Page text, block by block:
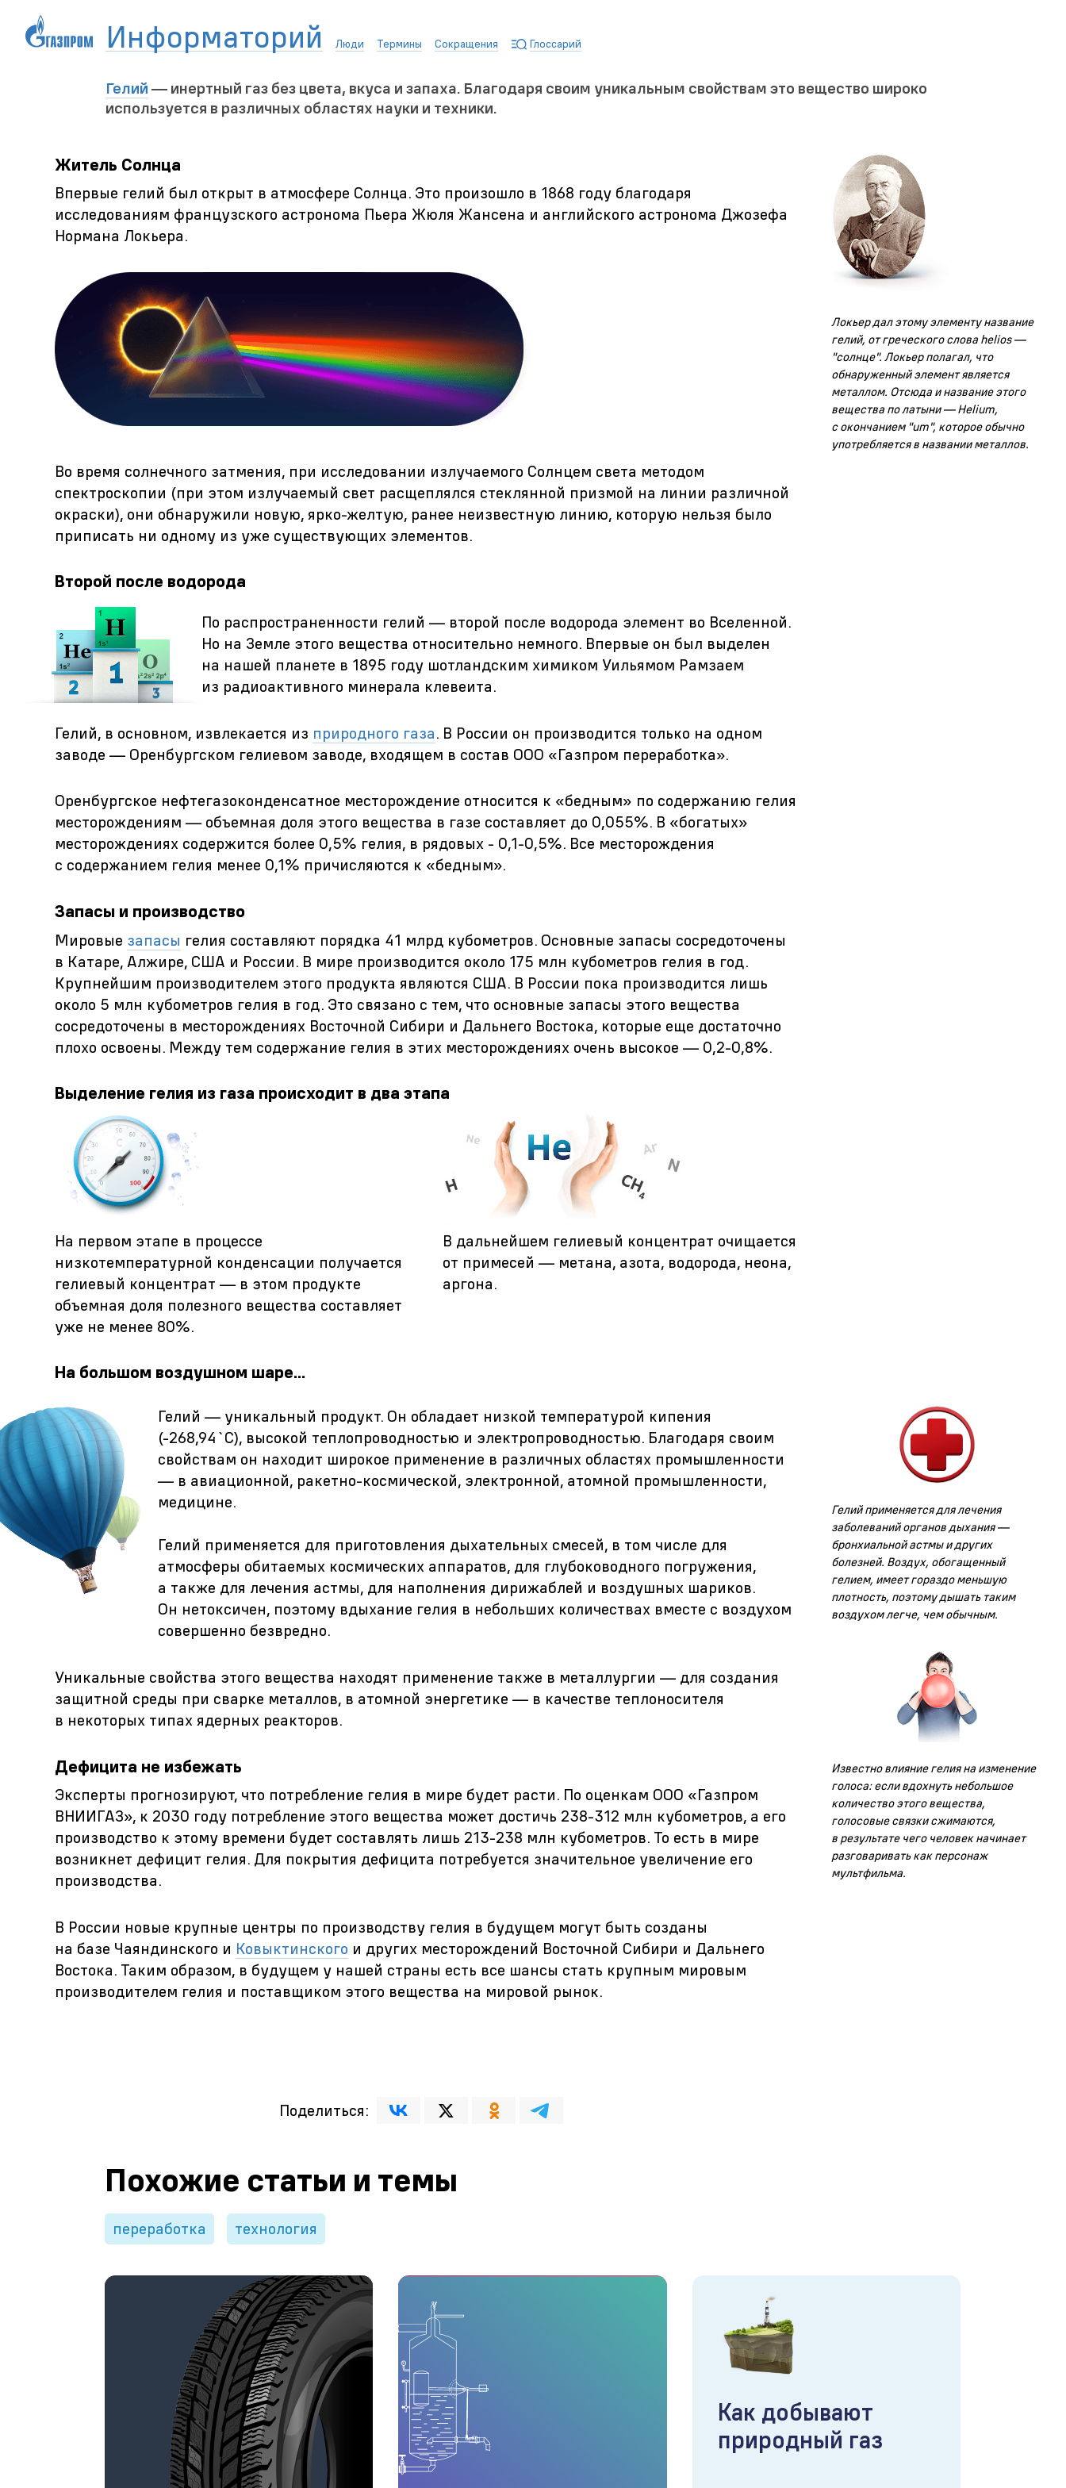
Информаторий Люди Термины Сокращения Глоссарий
Гелий — инертный газ без цвета, вкуса и запаха. Благодаря своим уникальным свойствам это вещество широко
используется в различных областях науки и техники.
Локьер дал этому элементу название
гелий, от греческого слова helios —
"солнце". Локьер полагал, что
обнаруженный элемент является
металлом. Отсюда и название этого
вещества по латыни — Helium,
с окончанием "um", которое обычно
употребляется в названии металлов.
Житель Солнца
Впервые гелий был открыт в атмосфере Солнца. Это произошло в 1868 году благодаря
исследованиям французского астронома Пьера Жюля Жансена и английского астронома Джозефа
Нормана Локьера.
Во время солнечного затмения, при исследовании излучаемого Солнцем света методом
спектроскопии (при этом излучаемый свет расщеплялся стеклянной призмой на линии различной
окраски), они обнаружили новую, ярко-желтую, ранее неизвестную линию, которую нельзя было
приписать ни одному из уже существующих элементов.
Второй после водорода
По распространенности гелий — второй после водорода элемент во Вселенной.
Но на Земле этого вещества относительно немного. Впервые он был выделен
на нашей планете в 1895 году шотландским химиком Уильямом Рамзаем
из радиоактивного минерала клевеита.
Гелий, в основном, извлекается из природного газа. В России он производится только на одном
заводе — Оренбургском гелиевом заводе, входящем в состав ООО «Газпром переработка».
Оренбургское нефтегазоконденсатное месторождение относится к «бедным» по содержанию гелия
месторождениям — объемная доля этого вещества в газе составляет до 0,055%. В «богатых»
месторождениях содержится более 0,5% гелия, в рядовых - 0,1-0,5%. Все месторождения
с содержанием гелия менее 0,1% причисляются к «бедным».
Запасы и производство
Мировые запасы гелия составляют порядка 41 млрд кубометров. Основные запасы сосредоточены
в Катаре, Алжире, США и России. В мире производится около 175 млн кубометров гелия в год.
Крупнейшим производителем этого продукта являются США. В России пока производится лишь
около 5 млн кубометров гелия в год. Это связано с тем, что основные запасы этого вещества
сосредоточены в месторождениях Восточной Сибири и Дальнего Востока, которые еще достаточно
плохо освоены. Между тем содержание гелия в этих месторождениях очень высокое — 0,2-0,8%.
Выделение гелия из газа происходит в два этапа
На первом этапе в процессе
низкотемпературной конденсации получается
гелиевый концентрат — в этом продукте
объемная доля полезного вещества составляет
уже не менее 80%.
В дальнейшем гелиевый концентрат очищается
от примесей — метана, азота, водорода, неона,
аргона.
На большом воздушном шаре...
Гелий применяется для лечения
заболеваний органов дыхания —
бронхиальной астмы и других
болезней. Воздух, обогащенный
гелием, имеет гораздо меньшую
плотность, поэтому дышать таким
воздухом легче, чем обычным.
Известно влияние гелия на изменение
голоса: если вдохнуть небольшое
количество этого вещества,
голосовые связки сжимаются,
в результате чего человек начинает
разговаривать как персонаж
мультфильма.
Гелий — уникальный продукт. Он обладает низкой температурой кипения
(-268,94`С), высокой теплопроводностью и электропроводностью. Благодаря своим
свойствам он находит широкое применение в различных областях промышленности
— в авиационной, ракетно-космической, электронной, атомной промышленности,
медицине.
Гелий применяется для приготовления дыхательных смесей, в том числе для
атмосферы обитаемых космических аппаратов, для глубоководного погружения,
а также для лечения астмы, для наполнения дирижаблей и воздушных шариков.
Он нетоксичен, поэтому вдыхание гелия в небольших количествах вместе с воздухом
совершенно безвредно.
Уникальные свойства этого вещества находят применение также в металлургии — для создания
защитной среды при сварке металлов, в атомной энергетике — в качестве теплоносителя
в некоторых типах ядерных реакторов.
Дефицита не избежать
Эксперты прогнозируют, что потребление гелия в мире будет расти. По оценкам ООО «Газпром
ВНИИГАЗ», к 2030 году потребление этого вещества может достичь 238-312 млн кубометров, а его
производство к этому времени будет составлять лишь 213-238 млн кубометров. То есть в мире
возникнет дефицит гелия. Для покрытия дефицита потребуется значительное увеличение его
производства.
В России новые крупные центры по производству гелия в будущем могут быть созданы
на базе Чаяндинского и Ковыктинского и других месторождений Восточной Сибири и Дальнего
Востока. Таким образом, в будущем у нашей страны есть все шансы стать крупным мировым
производителем гелия и поставщиком этого вещества на мировой рынок.
Поделиться:
Похожие статьи и темы
переработка технология
Как добывают
природный газ